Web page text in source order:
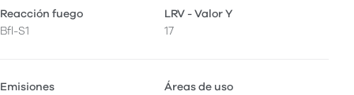
Reacción fuego
Bfl-S1
LRV - Valor Y
17
Emisiones
Áreas de uso